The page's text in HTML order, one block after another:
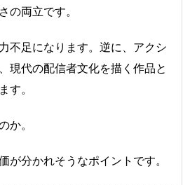
の両立です。
不足になります。逆に、アクシ
現代の配信者文化を描く作品と
す。
か。
が分かれそうなポイントです。